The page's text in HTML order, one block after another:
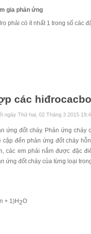
gia phản ứng
phải có ít nhất 1 trong số các
các
ngày Thứ hai, 02 Tháng 3 2015
đốt cháy. Phản ứng cháy
đến phản ứng đốt cháy
các em phải nắm được đặc
ứng đốt cháy của từng loại
+ 1)H2O